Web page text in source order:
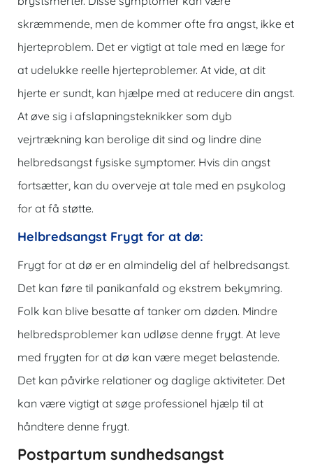
skræmmende, men de kommer ofte fra angst, ikke et
hjerteproblem. Det er vigtigt at tale med en læge for
at udelukke reelle hjerteproblemer. At vide, at dit
hjerte er sundt, kan hjælpe med at reducere din angst.
At øve sig i afslapningsteknikker som dyb
vejrtrækning kan berolige dit sind og lindre dine
helbredsangst fysiske symptomer. Hvis din angst
fortsætter, kan du overveje at tale med en psykolog
for at få støtte.
Helbredsangst Frygt for at dø:
Frygt for at dø er en almindelig del af helbredsangst.
Det kan føre til panikanfald og ekstrem bekymring.
Folk kan blive besatte af tanker om døden. Mindre
helbredsproblemer kan udløse denne frygt. At leve
med frygten for at dø kan være meget belastende.
Det kan påvirke relationer og daglige aktiviteter. Det
kan være vigtigt at søge professionel hjælp til at
håndtere denne frygt.
Postpartum sundhedsangst